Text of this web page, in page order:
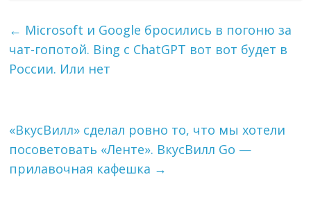
g
r
a
m
k
l
a
s
i
а
в
и
← Microsoft и Google бросились в погоню за
чат-гопотой. Bing c ChatGPT вот вот будет в
России. Или нет
«ВкусВилл» сделал ровно то, что мы хотели
посоветовать «Ленте». ВкусВилл Go —
прилавочная кафешка →